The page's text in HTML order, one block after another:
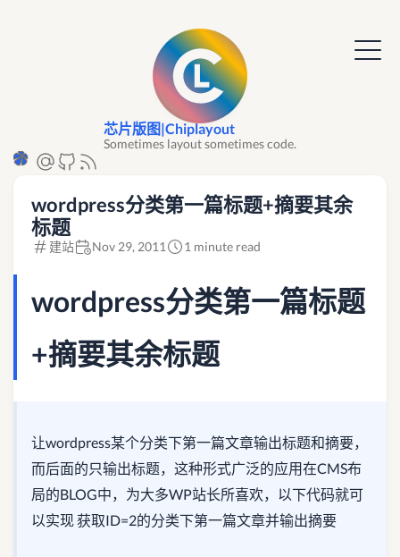
芯片版图|Chiplayout
Sometimes layout sometimes code.
wordpress分类第一篇标题+摘要其余
标题
建站 Nov 29, 2011 1 minute read
wordpress分类第一篇标题
+摘要其余标题
让wordpress某个分类下第一篇文章输出标题和摘要，
而后面的只输出标题，这种形式广泛的应用在CMS布
局的BLOG中，为大多WP站长所喜欢，以下代码就可
以实现 获取ID=2的分类下第一篇文章并输出摘要